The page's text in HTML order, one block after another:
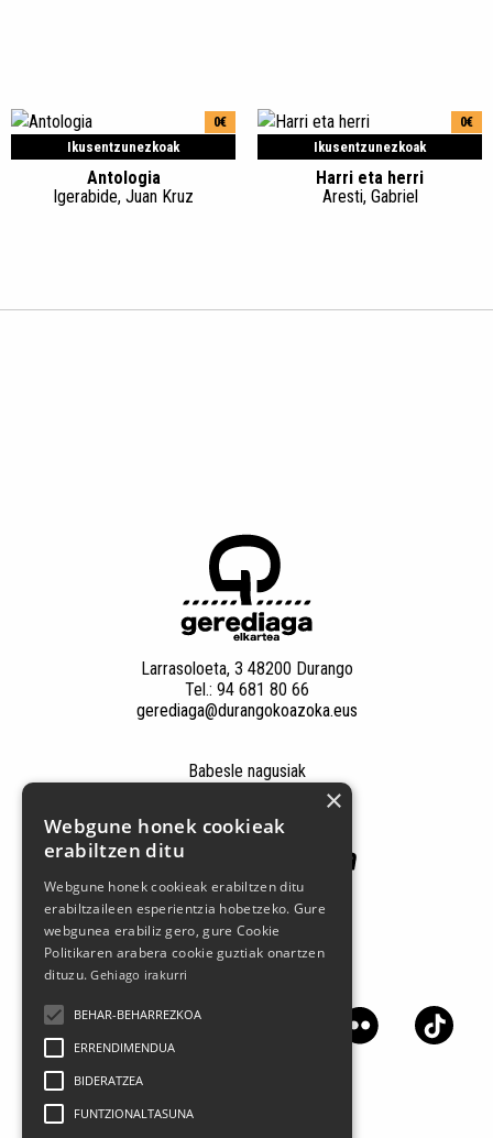
Ikusentzunezkoak
0€
Antologia
Igerabide, Juan Kruz
Ikusentzunezkoak
0€
Harri eta herri
Aresti, Gabriel
Larrasoloeta, 3 48200 Durango
Tel.: 94 681 80 66
gerediaga@durangokoazoka.eus
Babesle nagusiak
Jarrai gaitzazu sare sozialetan
×
Webgune honek cookieak
erabiltzen ditu
Webgune honek cookieak erabiltzen ditu
erabiltzaileen esperientzia hobetzeko. Gure
webgunea erabiliz gero, gure Cookie
Politikaren arabera cookie guztiak onartzen
dituzu.Gehiago irakurri
BEHAR-BEHARREZKOA
ERRENDIMENDUA
BIDERATZEA
FUNTZIONALTASUNA